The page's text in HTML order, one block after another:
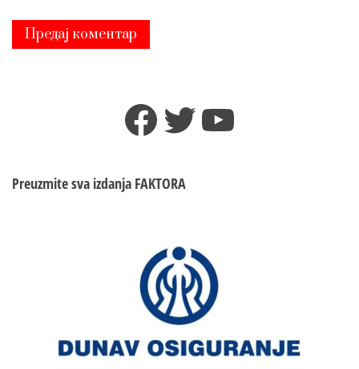
Facebook
TwitterYouTube
Preuzmite sva izdanja FAKTORA